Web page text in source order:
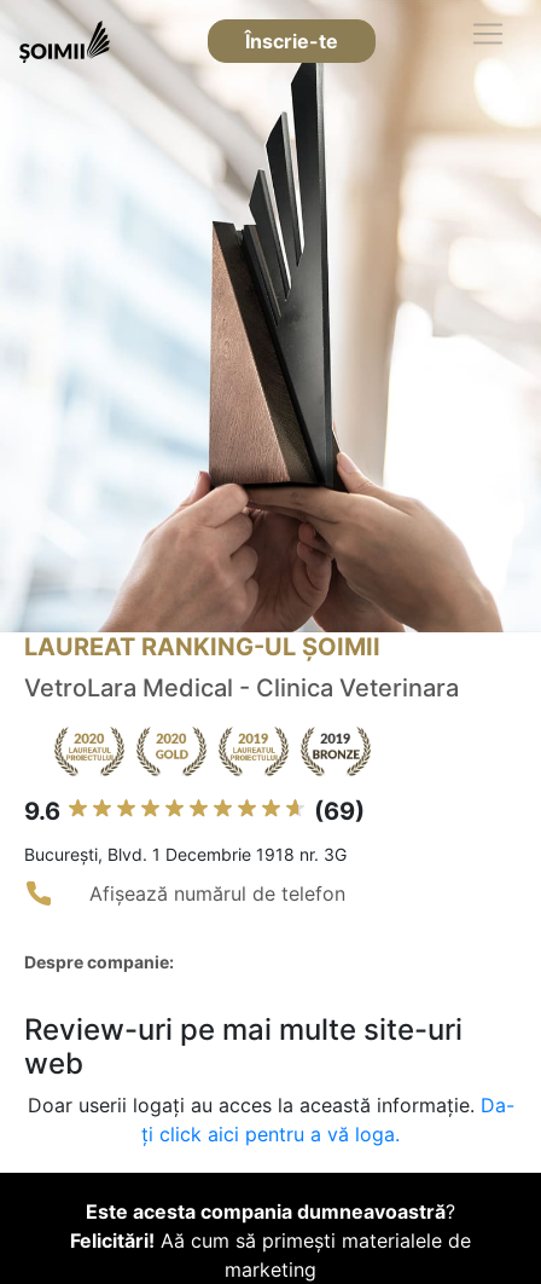
Înscrie-te
LAUREAT RANKING-UL ȘOIMII
VetroLara Medical - Clinica Veterinara
9.6 (69)
Bucureşti, Blvd. 1 Decembrie 1918 nr. 3G
Afișează numărul de telefon
Despre companie:
Review-uri pe mai multe site-uri
web
Doar userii logați au acces la această informație. Da-
ți click aici pentru a vă loga.
Este acesta compania dumneavoastră?
Felicitări! Aă cum să primești materialele de
marketing